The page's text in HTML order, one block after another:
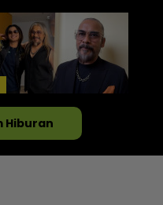
Hiburan